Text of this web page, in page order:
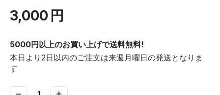
3,000 円
5000円以上のお買い上げで送料無料!
本日より2日以内のご注文は来週月曜日の発送となりま
す